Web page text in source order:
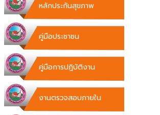
หลักประกันสุขภาพ
คู่มือประชาชน
คู่มือการปฎิบัติงาน
งานตรวจสอบภายใน